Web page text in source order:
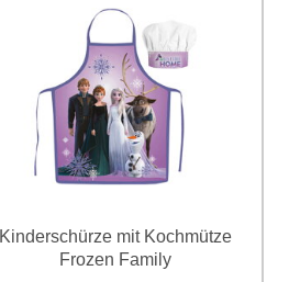
Kinderschürze mit Kochmütze
Frozen Family